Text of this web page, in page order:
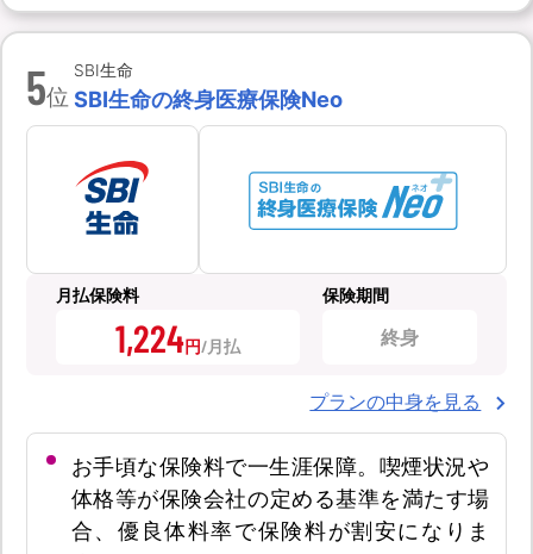
5位
SBI生命
SBI生命の終身医療保険Neo
月払保険料
1,224円
保険期間
終身
プランの中身を見る
お手頃な保険料で一生涯保障。喫煙状況や
体格等が保険会社の定める基準を満たす場
合、優良体料率で保険料が割安になりま